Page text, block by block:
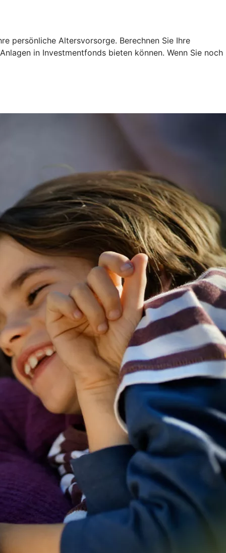
persönliche Altersvorsorge. Berechnen Sie Ihre
in Investmentfonds bieten können. Wenn Sie noch